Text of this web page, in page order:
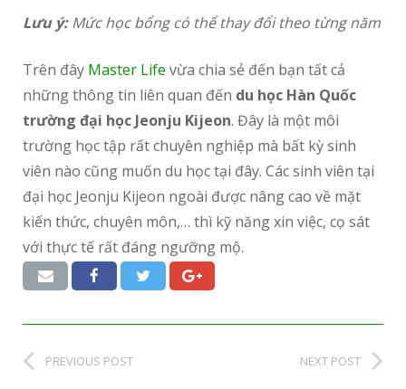
Lưu ý:Mức học bổng có thể thay đổi theo từng năm
Trên đây Master Life vừa chia sẻ đến bạn tất cả
những thông tin liên quan đến du học Hàn Quốc
trường đại học Jeonju Kijeon. Đây là một môi
trường học tập rất chuyên nghiệp mà bất kỳ sinh
viên nào cũng muốn du học tại đây. Các sinh viên tại
đại học Jeonju Kijeon ngoài được nâng cao về mặt
kiến thức, chuyên môn,… thì kỹ năng xin việc, cọ sát
với thực tế rất đáng ngưỡng mộ.
PREVIOUS POST NEXT POST